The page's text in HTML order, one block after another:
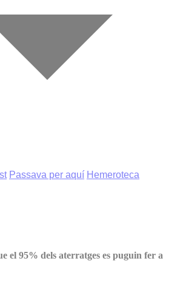
Passava per aquí Hemeroteca
el 95% dels aterratges es puguin fer a